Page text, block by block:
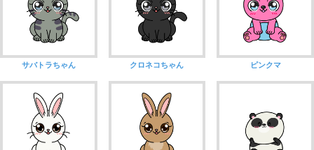
サバトラちゃん クロネコちゃん ピンクマ